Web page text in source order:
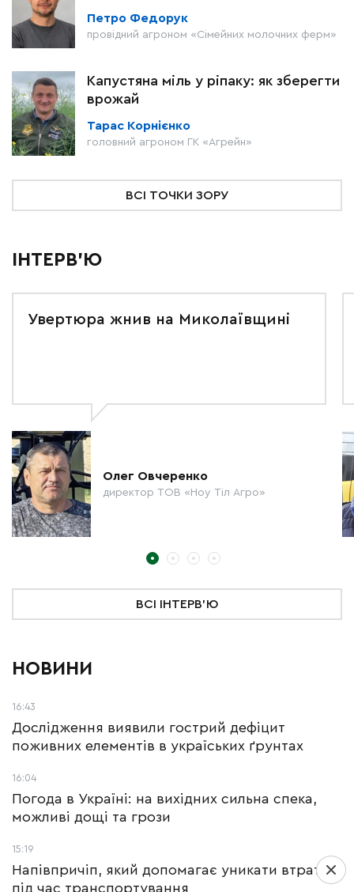
Петро Федорук
провідний агроном «Сімейних молочних ферм»
Капустяна міль у ріпаку: як зберегти
врожай
Тарас Корнієнко
головний агроном ГК «Агрейн»
ВСІ ТОЧКИ ЗОРУ
ІНТЕРВ'Ю
Увертюра жнив на Миколаївщині
Олег Овчеренко
директор ТОВ «Ноу Тіл Агро»
ВСІ ІНТЕРВ'Ю
НОВИНИ
16:43
Дослідження виявили гострий дефіцит
поживних елементів в україських ґрунтах
16:04
Погода в Україні: на вихідних сильна спека,
можливі дощі та грози
15:19
Напівпричіп, який допомагає уникати втрат
під час транспортування